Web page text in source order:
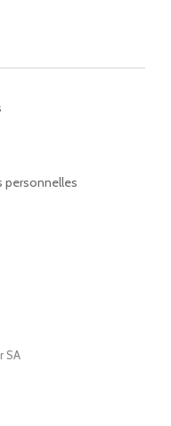
SA
personnelles